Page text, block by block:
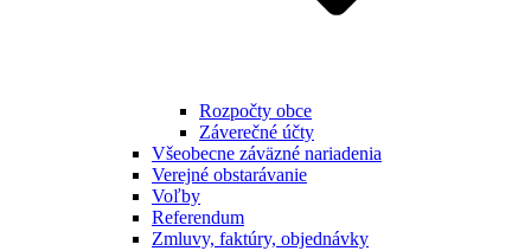
Rozpočty obce
Záverečné účty
Všeobecne záväzné nariadenia
Verejné obstarávanie
Voľby
Referendum
Zmluvy, faktúry, objednávky